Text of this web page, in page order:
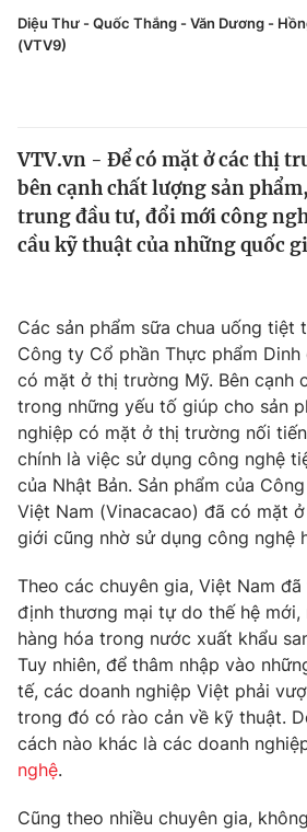
Xã hội
Y tế
Thế giới
Thế giới đó đây
Câu chuyện quốc tế
Tài chính
Thị trường
Góc doanh nghiệp
Dữ liệu và đời sống
Truyền hình
Phim VTV
Hậu trường
Khán giả
Giải sao mai
Giải trí
Điện ảnh
Âm nhạc
Sao
Du lịch
Làm đẹp
Chất lượng cuộc sống
Giáo dục
Tuyển sinh
Học trực tuyến
Công nghệ
Hitech Công nghệ tương lai
Sản phẩm
Thị trường
Giao lưu trực tuyến
Lịch phát sóng
Văn hóa - Giải trí
Giáo dục
Diệu Thư - Quốc Thắng - Văn Dương -
(VTV9)
VTV.vn - Để có mặt ở các thị
bên cạnh chất lượng sản
trung đầu tư, đổi mới công
cầu kỹ thuật của những quốc
Các sản phẩm sữa chua uống tiệt
Công ty Cổ phần Thực phẩm
có mặt ở thị trường Mỹ. Bên cạnh
trong những yếu tố giúp cho sản
nghiệp có mặt ở thị trường nối
chính là việc sử dụng công nghệ
của Nhật Bản. Sản phẩm của
Việt Nam (Vinacacao) đã có mặt
giới cũng nhờ sử dụng công nghệ
Theo các chuyên gia, Việt Nam
định thương mại tự do thế hệ mới,
hàng hóa trong nước xuất khẩu
Tuy nhiên, để thâm nhập vào
tế, các doanh nghiệp Việt phải
trong đó có rào cản về kỹ thuật.
cách nào khác là các doanh
nghệ.
Cũng theo nhiều chuyên gia,